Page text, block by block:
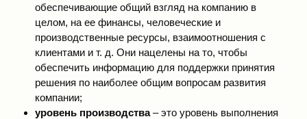
обеспечивающие общий взгляд на компанию в
целом, на ее финансы, человеческие и
производственные ресурсы, взаимоотношения с
клиентами и т. д. Они нацелены на то, чтобы
обеспечить информацию для поддержки принятия
решения по наиболее общим вопросам развития
компании;
уровень производства– это уровень выполнения